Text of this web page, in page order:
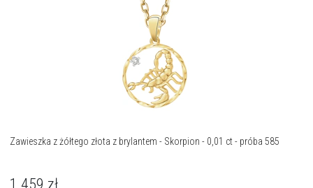
Zawieszka z żółtego złota z brylantem - Skorpion - 0,01 ct - próba 585
1 459 zł